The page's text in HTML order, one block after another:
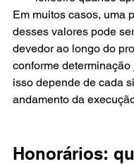
Em muitos casos, uma
desses valores pode
devedor ao longo do
conforme
isso depende de cada
andamento da
Honorários: